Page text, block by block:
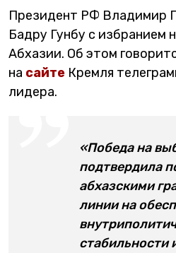
Президент РФ Владимир
Бадру Гунбу с избранием
Абхазии. Об этом
на сайте Кремля
лидера.
«Победа на
подтвердила
абхазскими
линии на
стабильности